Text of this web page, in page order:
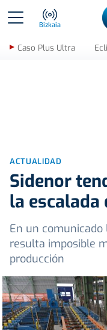
Bizkaia
Caso Plus Ultra
ACTUALIDAD
Sidenor
la escalada
En un
resulta imposible
producción